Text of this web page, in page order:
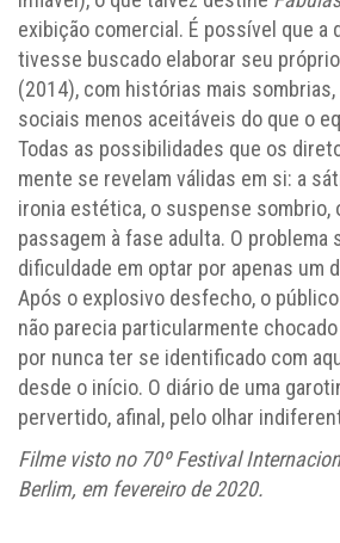
exibição comercial. É possível que a
tivesse buscado elaborar seu próprio
(2014), com histórias mais
sociais menos aceitáveis do que o
Todas as possibilidades que os
mente se revelam válidas em si: a
ironia estética, o suspense sombrio,
passagem à fase adulta. O problema
dificuldade em optar por apenas um
Após o explosivo desfecho, o
não parecia particularmente
por nunca ter se identificado com
desde o início. O diário de uma
pervertido, afinal, pelo olhar
Filme visto no 70º Festival
Berlim, em fevereiro de 2020.